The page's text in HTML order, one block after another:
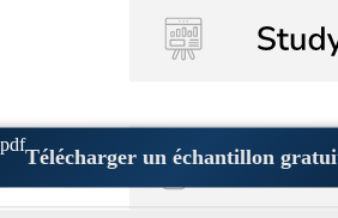
Télécharger un échantillon